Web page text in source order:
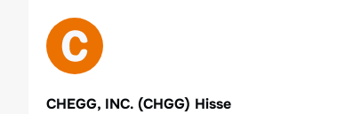
CHEGG, INC. (CHGG) Hisse